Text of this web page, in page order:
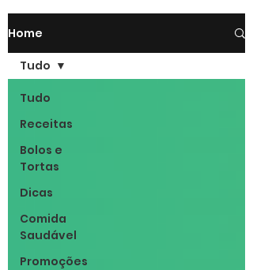
Home
Tudo
Receitas
Bolos e
Tortas
Dicas
Comida
Saudável
Promoções
Tudo